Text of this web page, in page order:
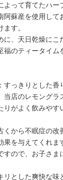
よって育てたハー
阿蘇産を使用して
す。
に、天日乾燥にこ
福のティータイム
すっきりとした香
当店のレモングラ
りがよく飲みやす
くから不眠症の改
果を与えてくれま
ので、お子さま
リとした爽快な味